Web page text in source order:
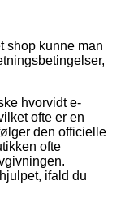
shop kunne man
hvorvidt e-
ofte er en
den officielle
ofte
ifald du